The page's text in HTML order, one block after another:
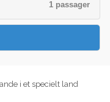
i et specielt land